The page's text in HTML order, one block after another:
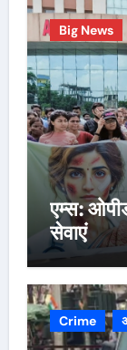
Big News
एम्स:
सेवाएं
Crime